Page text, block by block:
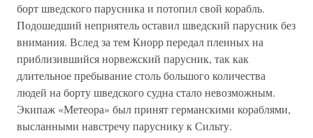
борт шведского парусника и потопил свой корабль.
Подошедший неприятель оставил шведский парусник без
внимания. Вслед за тем Кнорр передал пленных на
приблизившийся норвежский парусник, так как
длительное пребывание столь большого количества
людей на борту шведского судна стало невозможным.
Экипаж «Метеора» был принят германскими кораблями,
высланными навстречу паруснику к Сильту.